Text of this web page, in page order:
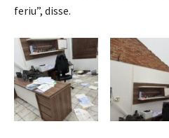
feriu”, disse.